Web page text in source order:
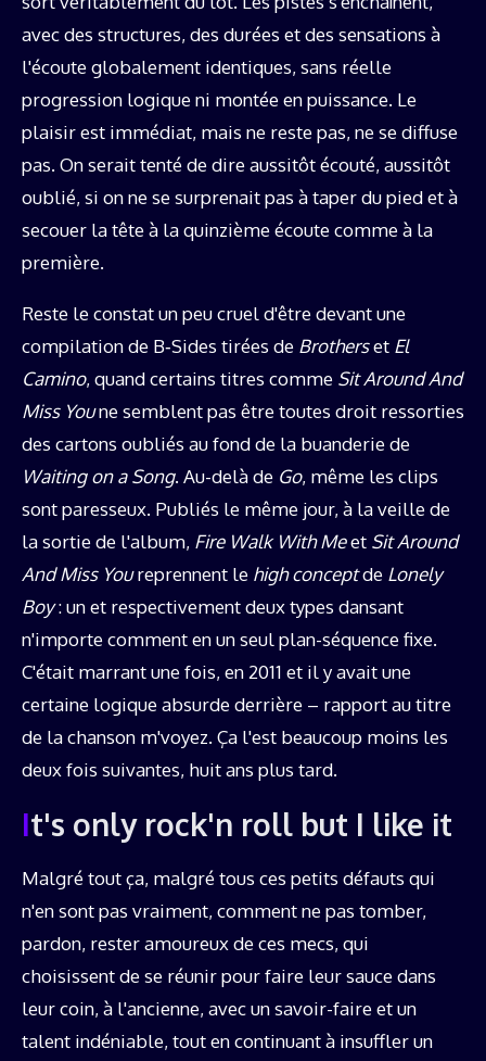
avec des structures, des durées et des sensations à
l'écoute globalement identiques, sans réelle
progression logique ni montée en puissance. Le
plaisir est immédiat, mais ne reste pas, ne se diffuse
pas. On serait tenté de dire aussitôt écouté, aussitôt
oublié, si on ne se surprenait pas à taper du pied et à
secouer la tête à la quinzième écoute comme à la
première.
Reste le constat un peu cruel d'être devant une
compilation de B‑Sides tirées de Brotherset El
Camino, quand certains titres comme Sit Around And
Miss Youne semblent pas être toutes droit ressorties
des cartons oubliés au fond de la buanderie de
Waiting on a Song. Au-delà de Go, même les clips
sont paresseux. Publiés le même jour, à la veille de
la sortie de l'album, Fire Walk With Meet Sit Around
And Miss Youreprennent le high conceptde Lonely
Boy: un et respectivement deux types dansant
n'importe comment en un seul plan-séquence fixe.
C'était marrant une fois, en 2011 et il y avait une
certaine logique absurde derrière – rapport au titre
de la chanson m'voyez. Ça l'est beaucoup moins les
deux fois suivantes, huit ans plus tard.
It's only rock'n roll but I like it
Malgré tout ça, malgré tous ces petits défauts qui
n'en sont pas vraiment, comment ne pas tomber,
pardon, rester amoureux de ces mecs, qui
choisissent de se réunir pour faire leur sauce dans
leur coin, à l'ancienne, avec un savoir-faire et un
talent indéniable, tout en continuant à insuffler un